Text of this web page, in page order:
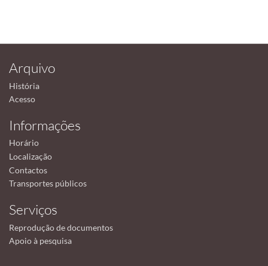
Arquivo
História
Acesso
Informações
Horário
Localização
Contactos
Transportes públicos
Serviços
Reprodução de documentos
Apoio à pesquisa